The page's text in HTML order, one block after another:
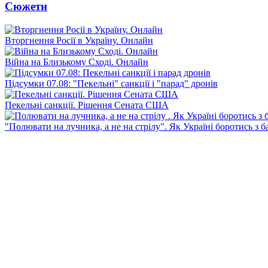
Сюжети
Вторгнення Росії в Україну. Онлайн
Війна на Близькому Сході. Онлайн
Підсумки 07.08: "Пекельні" санкції і "парад" дронів
Пекельні санкції. Рішення Сената США
"Полювати на лучника, а не на стрілу". Як Україні боротись з